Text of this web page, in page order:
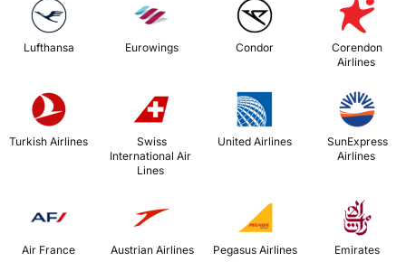
Lufthansa Eurowings Condor
Corendon
Airlines
Turkish Airlines
International Air
Lines
United Airlines
Airlines
Air France Austrian Airlines Emirates